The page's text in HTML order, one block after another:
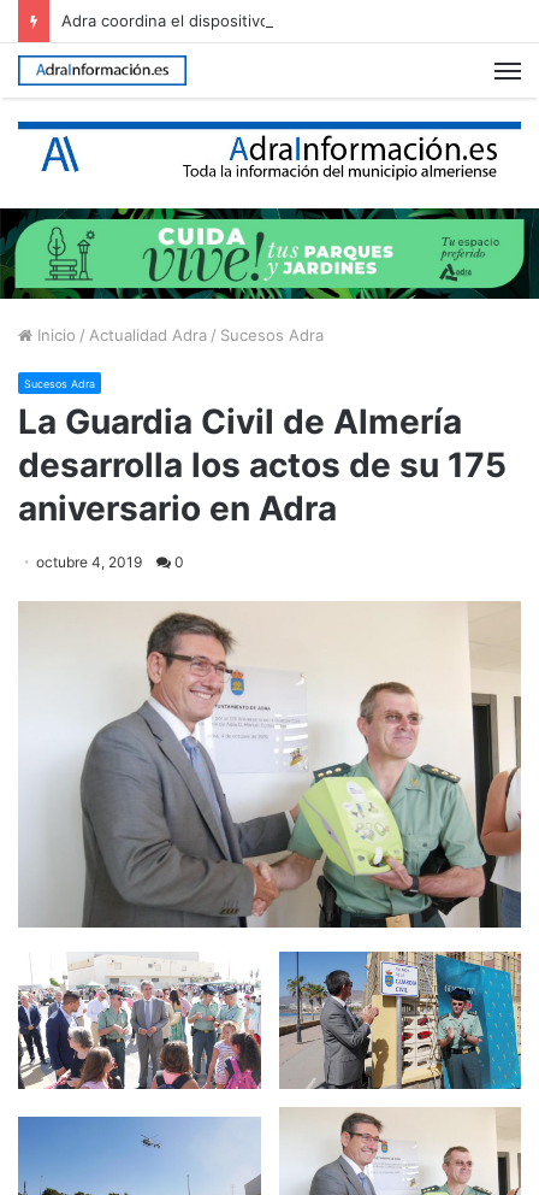
Inicio / Actualidad Adra / Sucesos Adra
Sucesos Adra
La Guardia Civil de Almería
desarrolla los actos de su 175
aniversario en Adra
octubre 4, 2019 0